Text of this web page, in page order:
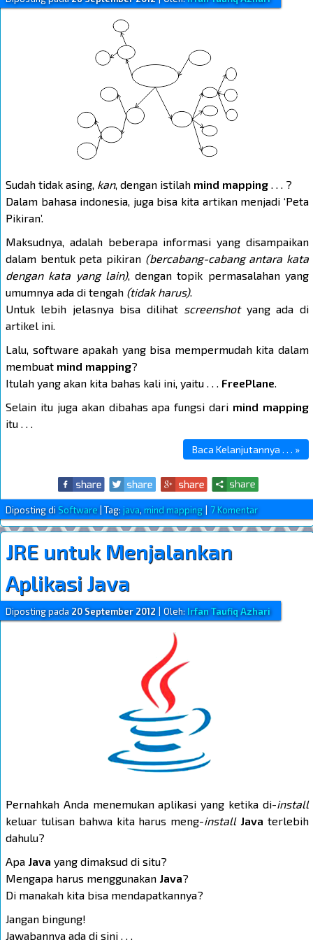
Sudah tidak asing, kan, dengan istilah mind mapping . . . ?
Dalam bahasa indonesia, juga bisa kita artikan menjadi ‘Peta
Pikiran’.
Maksudnya, adalah beberapa informasi yang disampaikan
dalam bentuk peta pikiran (bercabang-cabang antara kata
dengan kata yang lain), dengan topik permasalahan yang
umumnya ada di tengah (tidak harus).
Untuk lebih jelasnya bisa dilihat screenshotyang ada di
artikel ini.
Lalu, software apakah yang bisa mempermudah kita dalam
membuat mind mapping?
Itulah yang akan kita bahas kali ini, yaitu . . . FreePlane.
Selain itu juga akan dibahas apa fungsi dari mind mapping
itu . . .
Baca Kelanjutannya . . . »
Diposting diSoftware Tag:java,mind mapping 7 Komentar
JRE untuk Menjalankan
Aplikasi Java
Diposting pada20 September 2012 Oleh:Irfan Taufiq Azhari
Pernahkah Anda menemukan aplikasi yang ketika di-install
keluar tulisan bahwa kita harus meng-install Java terlebih
dahulu?
Apa Java yang dimaksud di situ?
Mengapa harus menggunakan Java?
Di manakah kita bisa mendapatkannya?
Jangan bingung!
Jawabannya ada di sini . . .